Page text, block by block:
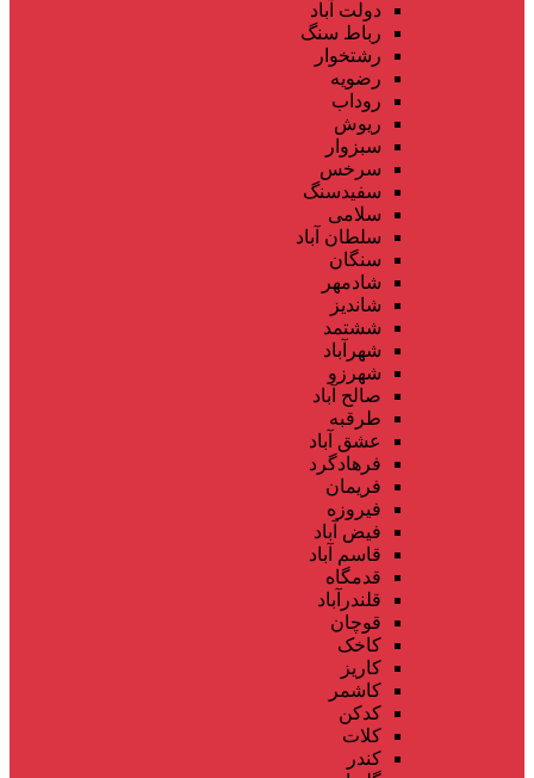
دولت آباد
رباط سنگ
رشتخوار
رضویه
روداب
ریوش
سبزوار
سرخس
سفیدسنگ
سلامی
سلطان آباد
سنگان
شادمهر
شاندیز
ششتمد
شهرآباد
شهرزو
صالح آباد
طرقبه
عشق آباد
فرهادگرد
فریمان
فیروزه
فیض آباد
قاسم آباد
قدمگاه
قلندرآباد
قوچان
کاخک
کاریز
کاشمر
کدکن
کلات
کندر